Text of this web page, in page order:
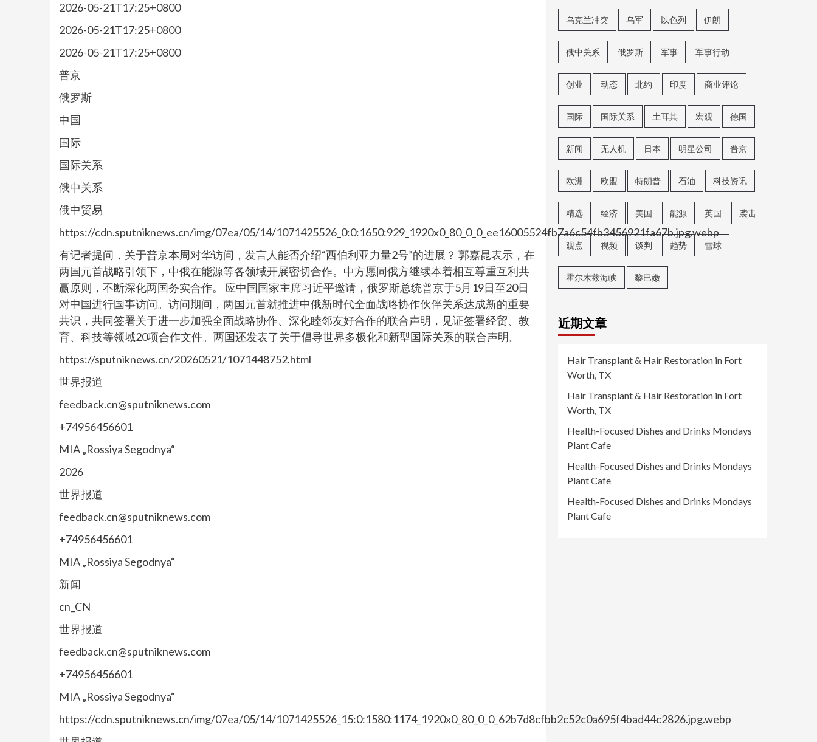
2026-05-21T17:25+0800
2026-05-21T17:25+0800
2026-05-21T17:25+0800
普京
俄罗斯
中国
国际
国际关系
俄中关系
俄中贸易
https://cdn.sputniknews.cn/img/07ea/05/14/1071425526_0:0:1650:929_1920x0_80_0_0_ee16005524fb7a6c54fb3456921fa67b.jpg.webp
有记者提问，关于普京本周对华访问，发言人能否介绍“西伯利亚力量2号”的进展？ 郭嘉昆表示，在
两国元首战略引领下，中俄在能源等各领域开展密切合作。中方愿同俄方继续本着相互尊重互利共
赢原则，不断深化两国务实合作。 应中国国家主席习近平邀请，俄罗斯总统普京于5月19日至20日
对中国进行国事访问。访问期间，两国元首就推进中俄新时代全面战略协作伙伴关系达成新的重要
共识，共同签署关于进一步加强全面战略协作、深化睦邻友好合作的联合声明，见证签署经贸、教
育、科技等领域20项合作文件。两国还发表了关于倡导世界多极化和新型国际关系的联合声明。
https://sputniknews.cn/20260521/1071448752.html
世界报道
feedback.cn@sputniknews.com
+74956456601
MIA „Rossiya Segodnya“
2026
世界报道
feedback.cn@sputniknews.com
+74956456601
MIA „Rossiya Segodnya“
新闻
cn_CN
世界报道
feedback.cn@sputniknews.com
+74956456601
MIA „Rossiya Segodnya“
https://cdn.sputniknews.cn/img/07ea/05/14/1071425526_15:0:1580:1174_1920x0_80_0_0_62b7d8cfbb2c52c0a695f4bad44c2826.jpg.webp
乌克兰冲突 乌军 以色列 伊朗
俄中关系 俄罗斯 军事 军事行动
创业 动态 北约 印度 商业评论
国际 国际关系 土耳其 宏观 德国
新闻 无人机 日本 明星公司 普京
欧洲 欧盟 特朗普 石油 科技资讯
精选 经济 美国 能源 英国 袭击
观点 视频 谈判 趋势 雪球
霍尔木兹海峡 黎巴嫩
近期文章
Hair Transplant & Hair Restoration in Fort
Worth, TX
Hair Transplant & Hair Restoration in Fort
Worth, TX
Health-Focused Dishes and Drinks Mondays
Plant Cafe
Health-Focused Dishes and Drinks Mondays
Plant Cafe
Health-Focused Dishes and Drinks Mondays
Plant Cafe